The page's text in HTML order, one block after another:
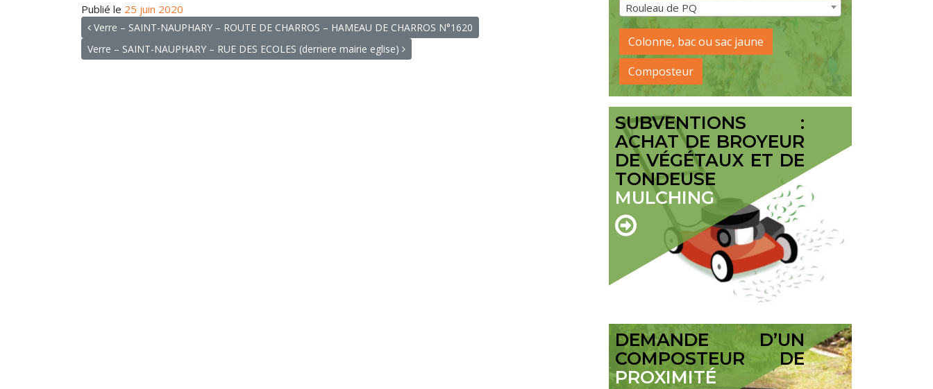
Publié le 25 juin 2020
NAVIGATION
Verre – SAINT-NAUPHARY – ROUTE DE CHARROS – HAMEAU DE CHARROS N°1620
Verre – SAINT-NAUPHARY – RUE DES ECOLES (derriere mairie eglise)
Rouleau de PQ
Colonne, bac ou sac jaune
Composteur
SUBVENTIONS :
ACHAT DE BROYEUR
DE VÉGÉTAUX ET DE
TONDEUSE
MULCHING
DEMANDE D’UN
COMPOSTEUR DE
PROXIMITÉ